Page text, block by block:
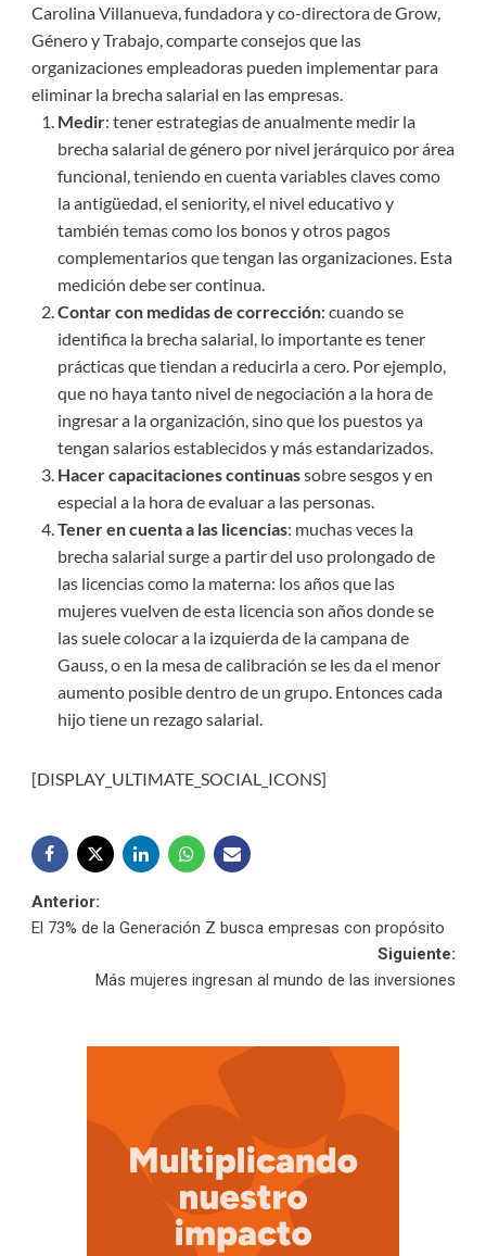
Carolina Villanueva, fundadora y co-directora de Grow,
Género y Trabajo, comparte consejos que las
organizaciones empleadoras pueden implementar para
eliminar la brecha salarial en las empresas.
Medir: tener estrategias de anualmente medir la
brecha salarial de género por nivel jerárquico por área
funcional, teniendo en cuenta variables claves como
la antigüedad, el seniority, el nivel educativo y
también temas como los bonos y otros pagos
complementarios que tengan las organizaciones. Esta
medición debe ser continua.
Contar con medidas de corrección: cuando se
identifica la brecha salarial, lo importante es tener
prácticas que tiendan a reducirla a cero. Por ejemplo,
que no haya tanto nivel de negociación a la hora de
ingresar a la organización, sino que los puestos ya
tengan salarios establecidos y más estandarizados.
Hacer capacitaciones continuassobre sesgos y en
especial a la hora de evaluar a las personas.
Tener en cuenta a las licencias: muchas veces la
brecha salarial surge a partir del uso prolongado de
las licencias como la materna: los años que las
mujeres vuelven de esta licencia son años donde se
las suele colocar a la izquierda de la campana de
Gauss, o en la mesa de calibración se les da el menor
aumento posible dentro de un grupo. Entonces cada
hijo tiene un rezago salarial.
[DISPLAY_ULTIMATE_SOCIAL_ICONS]
Navegación
entradas
Anterior:
El 73% de la Generación Z busca empresas con propósito
Siguiente:
Más mujeres ingresan al mundo de las inversiones